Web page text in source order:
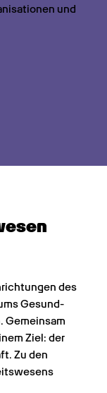
und
des
Gesund-
Gemeinsam
Ziel: der
Zu den